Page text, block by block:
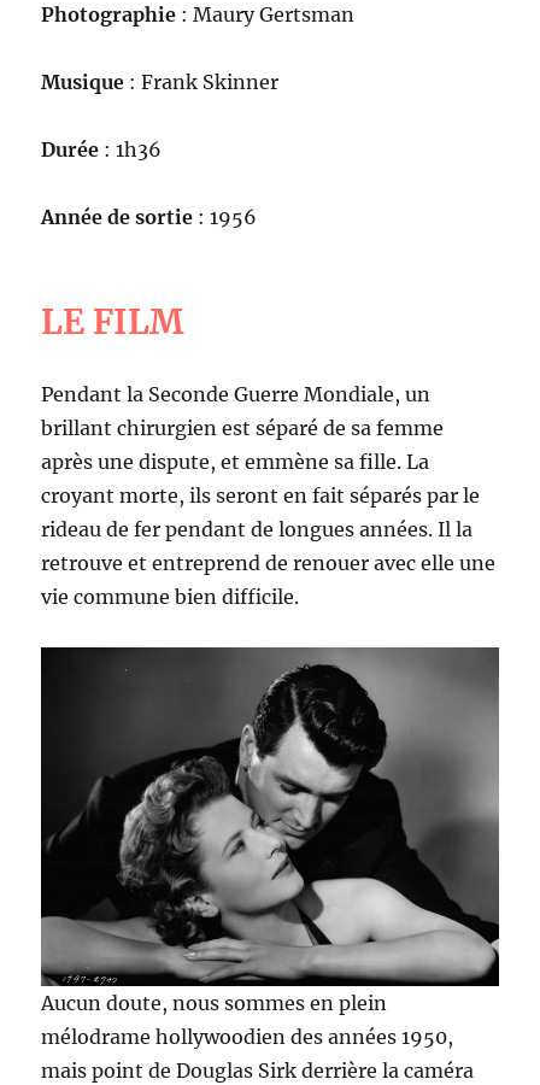
Photographie : Maury Gertsman
Musique : Frank Skinner
Durée : 1h36
Année de sortie : 1956
LE FILM
Pendant la Seconde Guerre Mondiale, un
brillant chirurgien est séparé de sa femme
après une dispute, et emmène sa fille. La
croyant morte, ils seront en fait séparés par le
rideau de fer pendant de longues années. Il la
retrouve et entreprend de renouer avec elle une
vie commune bien difficile.
Aucun doute, nous sommes en plein
mélodrame hollywoodien des années 1950,
mais point de Douglas Sirk derrière la caméra